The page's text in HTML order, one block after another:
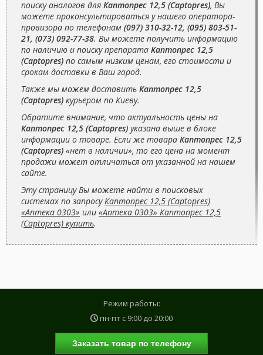
поиску аналогов для Каптопрес 12,5 (Captopres), Вы
можете проконсультироваться у нашего оператора-
провизора по телефонам (097) 310-32-12, (095) 803-51-
21, (073) 092-77-38. Вы можете получить информацию
по наличию и поиску препарата Каптопрес 12,5
(Captopres) по самым низким ценам, его стоимости и
срокам доставки в Ваш город.
Также мы можем доставить Каптопрес 12,5
(Captopres) курьером по Киеву.
Обратите внимание, что актуальность цены на
Каптопрес 12,5 (Captopres) указана выше в блоке
информации о товаре. Если же товара Каптопрес 12,5
(Captopres) «нет в наличии», то его цена на момент
продажи может отличаться от указанной на нашем
сайте.
Эту страницу Вы можете найти в поисковых
системах по запросуКаптопрес 12,5 (Captopres)
«Аптека 0303» или «Аптека 0303» Каптопрес 12,5
(Captopres) купить.
Режим работы:
пн-пт с 9:00 до 20:00
Заказать товар по телефону